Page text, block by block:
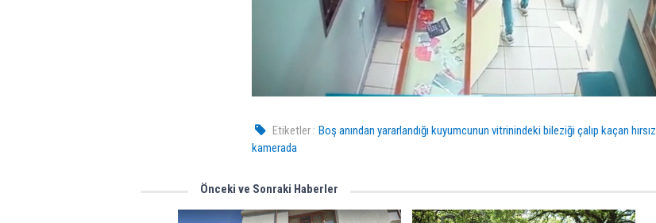
Etiketler : Boş anından yararlandığı kuyumcunun vitrinindeki bileziği çalıp kaçan hırsız
kamerada
Önceki ve Sonraki Haberler